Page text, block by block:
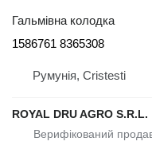
Гальмівна колодка
1586761 8365308
Румунія, Cristesti
ROYAL DRU AGRO S.R.L.